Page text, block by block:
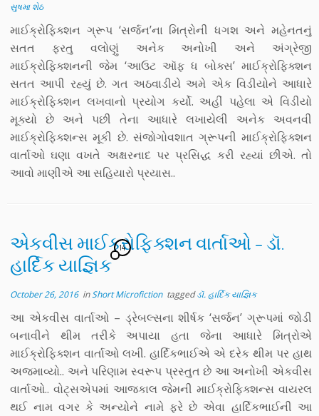
સુષમા શેઠ
માઈક્રોફિક્શન ગ્રૂપ ‘સર્જન’ના મિત્રોની ધગશ અને મહેનતનું
સતત ફરતુ વલોણું અનેક અનોખી અને અંગ્રેજી
માઈક્રોફિક્શનની જેમ ‘આઉટ ઑફ ધ બોક્સ’ માઈક્રોફિક્શન
સતત આપી રહ્યું છે. ગત અઠવાડીયે અમે એક વિડીયોને આધારે
માઈક્રોફિક્શન લખવાનો પ્રયોગ કર્યો. અહીં પહેલા એ વિડીયો
મૂક્યો છે અને પછી તેના આધારે લખાયેલી અનેક અવનવી
માઈક્રોફિક્શન્સ મૂકી છે. સંજોગોવશાત ગ્રૂપની માઈક્રોફિક્શન
વાર્તાઓ ઘણા વખતે અક્ષરનાદ પર પ્રસિદ્ધ કરી રહ્યાં છીએ. તો
આવો માણીએ આ સહિયારો પ્રયાસ..
એકવીસ માઈક્રોફિક્શન વાર્તાઓ – ડૉ.
હાર્દિક યાજ્ઞિક
14
October 26, 2016inShort Microfiction taggedડૉ. હાર્દિક યાજ્ઞિક
આ એકવીસ વાર્તાઓ – ડ્રેબલ્સના શીર્ષક ‘સર્જન’ ગ્રૂપમાં જોડી
બનાવીને થીમ તરીકે અપાયા હતા જેના આધારે મિત્રોએ
માઈક્રોફિક્શન વાર્તાઓ લખી. હાર્દિકભાઈએ એ દરેક થીમ પર હાથ
અજમાવ્યો.. અને પરિણામ સ્વરૂપ પ્રસ્તુત છે આ અનોખી એકવીસ
વાર્તાઓ.. વોટ્સએપમાં આજકાલ જેમની માઈક્રોફિક્શન્સ વાયરલ
થઈ નામ વગર કે અન્યોને નામે ફરે છે એવા હાર્દિકભાઈની આ